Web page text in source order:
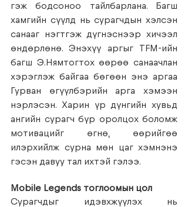
гэж бодсоноо тайлбарлана. Багш
хамгийн сүүлд нь сурагчдын хэлсэн
санааг нэгтгэж дүгнэснээр хичээл
өндөрлөнө. Энэхүү аргыг TFM-ийн
багш Э.Нямтогтох өөрөө санаачлан
хэрэглэж байгаа бөгөөн энэ аргаа
Гурван өгүүлбэрийн арга хэмээн
нэрлэсэн. Харин үр дүнгийн хувьд
ангийн сурагч бүр оролцох боломж
мотивацийг өгнө, өөрийгөө
илэрхийлж сурна мөн цаг хэмнэнэ
гэсэн давуу тал ихтэй гэлээ.
Mobile Legends тоглоомын цол
Сурагчдыг идэвхжүүлэх нь